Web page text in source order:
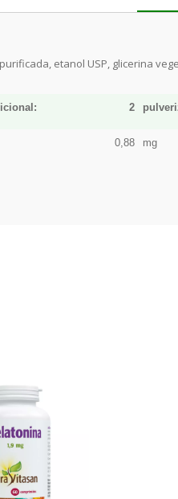
etanol USP, glicerina
2
0,88 mg